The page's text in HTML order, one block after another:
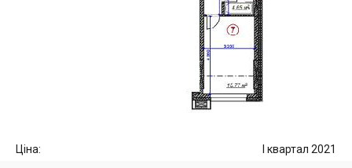
Ціна: I квартал 2021